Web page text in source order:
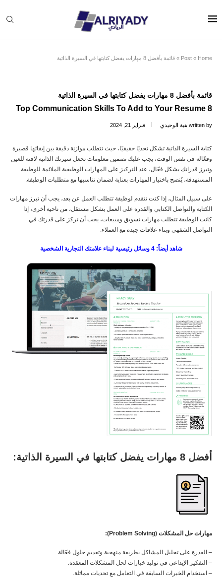
Home
»
Post
» قائمة بأفضل 8 مهارات يفضل كتابتها في السيرة الذاتية
قائمة بأفضل 8 مهارات يفضل كتابتها في السيرة الذاتية
8 Top Communication Skills To Add to Your Resume
written by هبة الوحيدي فبراير 21, 2024
كتابة السيرة الذاتية تشكل تحديًا حقيقيًا، حيث تتطلب موازنة دقيقة بين إبقائها قصيرة
وفعّالة في نفس الوقت، يجب عليك تضمين معلومات تجعل سيرتك الذاتية لافتة للعين
وتبرز قدراتك بشكل فعّال، عند التركيز على المهارات الوظيفية الملائمة للوظيفة
المستهدفة، يُنصح باختيار المهارات بعناية لضمان تناسبها مع متطلبات الوظيفة.
على سبيل المثال، إذا كنت تتقدم لوظيفة تتطلب العمل عن بعد، يجب أن تبرز مهارات
الكتابة والتواصل الكتابي والقدرة على العمل بشكل مستقل، من ناحية أخرى، إذا
كانت الوظيفة تتطلب مهارات تسويق ومبيعات، يجب أن تركز على قدرتك في
التواصل الشفهي وبناء علاقات جيدة مع العملاء.
شاهد أيضاً: 4 وسائل رئيسية لبناء علامتك التجارية الشخصية
أفضل 8 مهارات يفضل كتابتها في السيرة الذاتية:
مهارات حل المشكلات (Problem Solving):
– القدرة على تحليل المشاكل بطريقة منهجية وتقديم حلول فعّالة.
– التفكير الإبداعي في توليد خيارات لحل المشكلات المعقدة.
– استخدام الخبرات السابقة في التعامل مع تحديات مماثلة.